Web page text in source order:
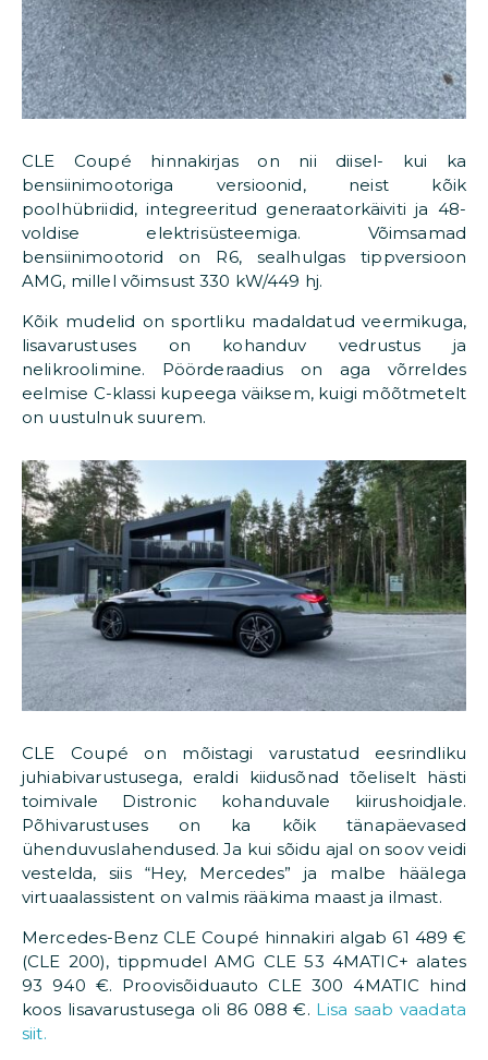
CLE Coupé hinnakirjas on nii diisel- kui ka
bensiinimootoriga versioonid, neist kõik
poolhübriidid, integreeritud generaatorkäiviti ja 48-
voldise elektrisüsteemiga. Võimsamad
bensiinimootorid on R6, sealhulgas tippversioon
AMG, millel võimsust 330 kW/449 hj.
Kõik mudelid on sportliku madaldatud veermikuga,
lisavarustuses on kohanduv vedrustus ja
nelikroolimine. Pöörderaadius on aga võrreldes
eelmise C-klassi kupeega väiksem, kuigi mõõtmetelt
on uustulnuk suurem.
CLE Coupé on mõistagi varustatud eesrindliku
juhiabivarustusega, eraldi kiidusõnad tõeliselt hästi
toimivale Distronic kohanduvale kiirushoidjale.
Põhivarustuses on ka kõik tänapäevased
ühenduvuslahendused. Ja kui sõidu ajal on soov veidi
vestelda, siis “Hey, Mercedes” ja malbe häälega
virtuaalassistent on valmis rääkima maast ja ilmast.
Mercedes-Benz CLE Coupé hinnakiri algab 61 489 €
(CLE 200), tippmudel AMG CLE 53 4MATIC+ alates
93 940 €. Proovisõiduauto CLE 300 4MATIC hind
koos lisavarustusega oli 86 088 €. Lisa saab vaadata
siit.